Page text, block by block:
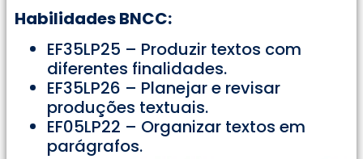
Habilidades BNCC:
EF35LP25 – Produzir textos com
diferentes finalidades.
EF35LP26 – Planejar e revisar
produções textuais.
EF05LP22 – Organizar textos em
parágrafos.